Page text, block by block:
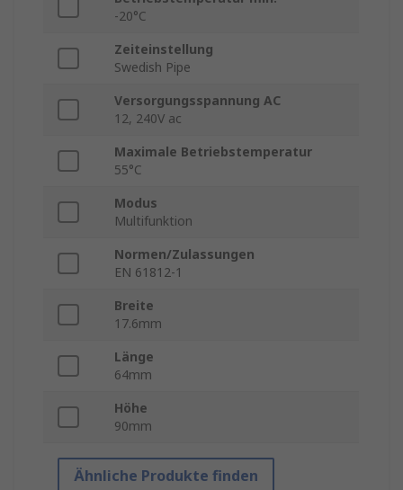
-20°C
Zeiteinstellung
Swedish Pipe
Versorgungsspannung AC
12, 240V ac
Maximale Betriebstemperatur
55°C
Modus
Multifunktion
Normen/Zulassungen
EN 61812-1
Breite
17.6mm
Länge
64mm
Höhe
90mm
Ähnliche Produkte finden